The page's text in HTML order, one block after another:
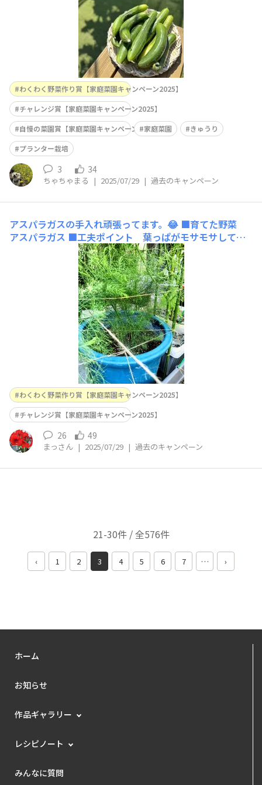
わくわく野菜作り賞【家庭菜園キャンペーン2025】
チャレンジ賞【家庭菜園キャンペーン2025】
自慢の菜園賞【家庭菜園キャンペーン2025】
家庭菜園
きゅうり
プランター栽培
3 34
ちゃちゃまる | 2025/07/29 | 過去のキャンペーン
アスパラガスの手入れ頑張ってます。😂 ■育てた野菜
アスパラガス ■工夫ポイント 葉っぱがモサモサして倒
れるのを麻紐と支柱、トンネル支柱で支えました。水やり
の度に葉先が土に埋もれるのが解消出来て良かったです。
光合成で根っこがしっかりしてくれると良いです。
わくわく野菜作り賞【家庭菜園キャンペーン2025】
チャレンジ賞【家庭菜園キャンペーン2025】
26 49
まっさん | 2025/07/29 | 過去のキャンペーン
21-30件 / 全576件
‹ 1 2 3 4 5 6 7 … ›
ホーム
お知らせ
作品ギャラリー
レシピノート
みんなに質問